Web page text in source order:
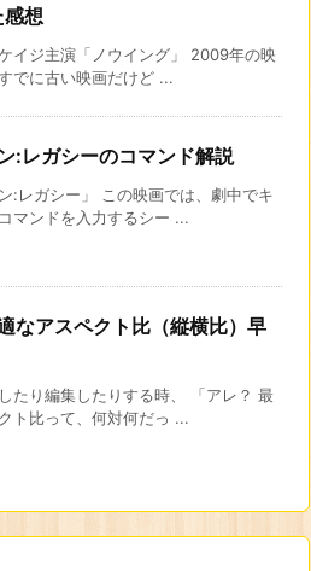
想
イジ主演「ノウイング」 2009年の映
でに古い映画だけど ...
:レガシーのコマンド解説
:レガシー」 この映画では、劇中でキ
マンドを入力するシー ...
なアスペクト比（縦横比）早
たり編集したりする時、 「アレ？ 最
ト比って、何対何だっ ...